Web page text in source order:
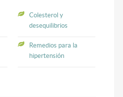
Colesterol y
desequilibrios
Remedios para la
hipertensión